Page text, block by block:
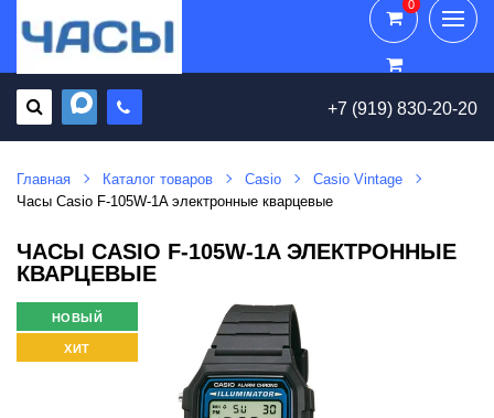
+7 (919) 830-20-20
0
0
Главная Каталог товаров Casio
Casio Vintage
Часы Casio F-105W-1A электронные кварцевые
ЧАСЫ CASIO F-105W-1A ЭЛЕКТРОННЫЕ
КВАРЦЕВЫЕ
НОВЫЙ
ХИТ